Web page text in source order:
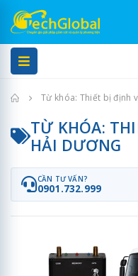
Trang chủTừ khóa: Thiết bị định
TỪ KHÓA:
HẢI DƯƠNG
CẦN TƯ VẤN?
0901.732.999